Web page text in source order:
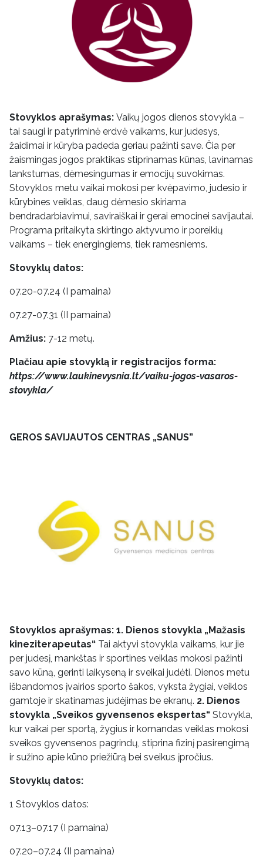
Stovyklos aprašymas: Vaikų jogos dienos stovykla –
tai saugi ir patyriminė erdvė vaikams, kur judesys,
žaidimai ir kūryba padeda geriau pažinti save. Čia per
žaismingas jogos praktikas stiprinamas kūnas, lavinamas
lankstumas, dėmesingumas ir emocijų suvokimas.
Stovyklos metu vaikai mokosi per kvėpavimo, judesio ir
kūrybines veiklas, daug dėmesio skiriama
bendradarbiavimui, saviraiškai ir gerai emocinei savijautai.
Programa pritaikyta skirtingo aktyvumo ir poreikių
vaikams – tiek energingiems, tiek ramesniems.
Stovyklų datos:
07.20-07.24 (I pamaina)
07.27-07.31 (II pamaina)
Amžius: 7-12 metų.
Plačiau apie stovyklą ir registracijos forma:
https://www.laukinevysnia.lt/vaiku-jogos-vasaros-
stovykla/
GEROS SAVIJAUTOS CENTRAS „SANUS”
Stovyklos aprašymas: 1. Dienos stovykla „Mažasis
kineziterapeutas“ Tai aktyvi stovykla vaikams, kur jie
per judesį, mankštas ir sportines veiklas mokosi pažinti
savo kūną, gerinti laikyseną ir sveikai judėti. Dienos metu
išbandomos įvairios sporto šakos, vyksta žygiai, veiklos
gamtoje ir skatinamas judėjimas be ekranų. 2. Dienos
stovykla „Sveikos gyvensenos ekspertas“ Stovykla,
kur vaikai per sportą, žygius ir komandas veiklas mokosi
sveikos gyvensenos pagrindų, stiprina fizinį pasirengimą
ir sužino apie kūno priežiūrą bei sveikus įpročius.
Stovyklų datos:
1 Stovyklos datos:
07.13–07.17 (I pamaina)
07.20–07.24 (II pamaina)